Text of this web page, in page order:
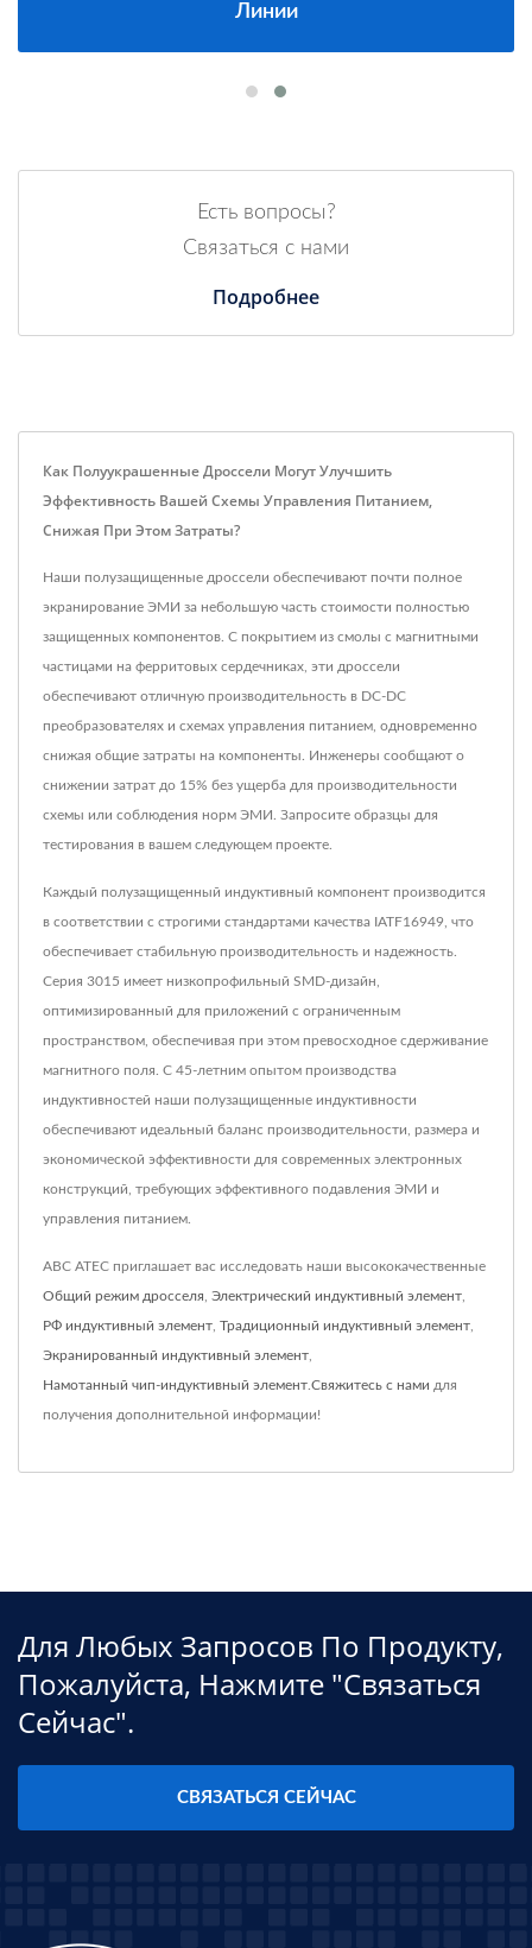
Линии
Есть вопросы?
Связаться с нами
Подробнее
Как Полуукрашенные Дроссели Могут Улучшить
Эффективность Вашей Схемы Управления Питанием,
Снижая При Этом Затраты?
Наши полузащищенные дроссели обеспечивают почти полное
экранирование ЭМИ за небольшую часть стоимости полностью
защищенных компонентов. С покрытием из смолы с магнитными
частицами на ферритовых сердечниках, эти дроссели
обеспечивают отличную производительность в DC-DC
преобразователях и схемах управления питанием, одновременно
снижая общие затраты на компоненты. Инженеры сообщают о
снижении затрат до 15% без ущерба для производительности
схемы или соблюдения норм ЭМИ. Запросите образцы для
тестирования в вашем следующем проекте.
Каждый полузащищенный индуктивный компонент производится
в соответствии с строгими стандартами качества IATF16949, что
обеспечивает стабильную производительность и надежность.
Серия 3015 имеет низкопрофильный SMD-дизайн,
оптимизированный для приложений с ограниченным
пространством, обеспечивая при этом превосходное сдерживание
магнитного поля. С 45-летним опытом производства
индуктивностей наши полузащищенные индуктивности
обеспечивают идеальный баланс производительности, размера и
экономической эффективности для современных электронных
конструкций, требующих эффективного подавления ЭМИ и
управления питанием.
ABC ATEC приглашает вас исследовать наши высококачественные
Общий режим дросселя, Электрический индуктивный элемент,
РФ индуктивный элемент, Традиционный индуктивный элемент,
Экранированный индуктивный элемент,
Намотанный чип-индуктивный элемент.Свяжитесь с нами для
получения дополнительной информации!
Для Любых Запросов По Продукту,
Пожалуйста, Нажмите "связаться
Сейчас".
СВЯЗАТЬСЯ СЕЙЧАС